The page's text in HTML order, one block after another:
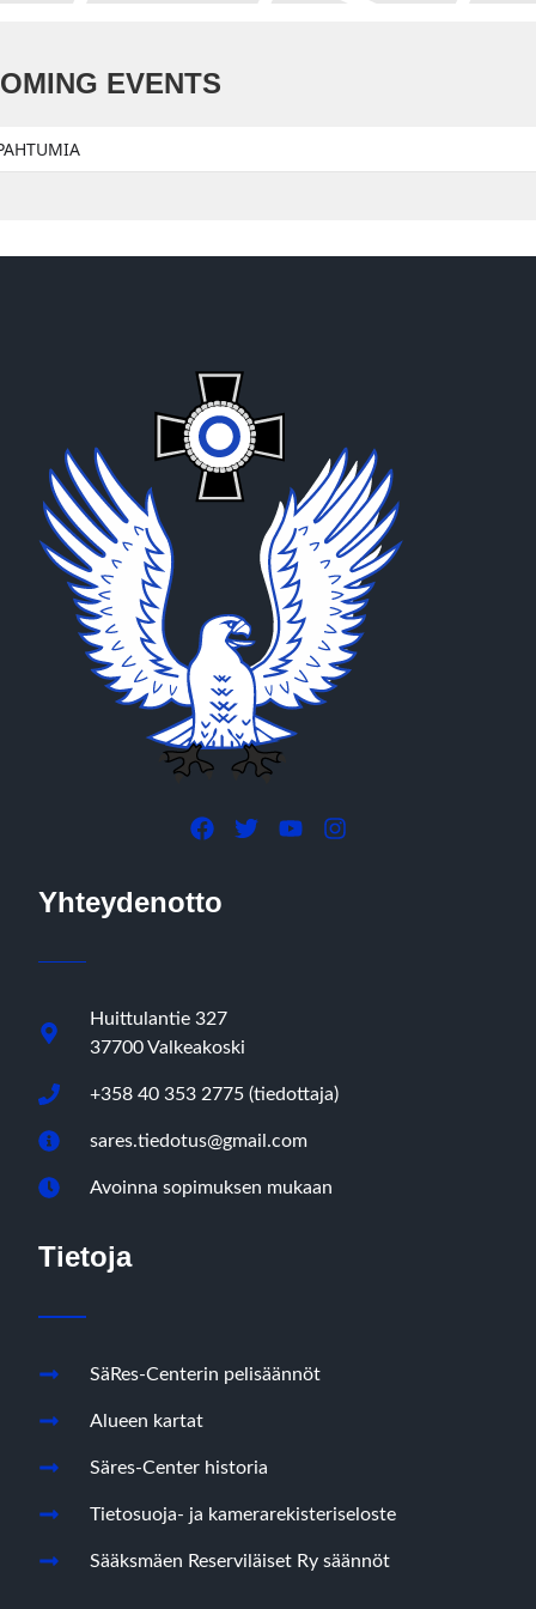
EVENTS
Yhteydenotto
Huittulantie 327
37700 Valkeakoski
+358 40 353 2775 (tiedottaja)
sares.tiedotus@gmail.com
Avoinna sopimuksen mukaan
Tietoja
SäRes-Centerin pelisäännöt
Alueen kartat
Säres-Center historia
Tietosuoja- ja kamerarekisteriseloste
Sääksmäen Reserviläiset Ry säännöt